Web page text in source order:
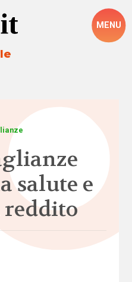
MENU
salute e